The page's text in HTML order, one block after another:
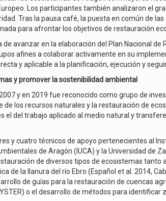
Los participantes también analizaron el
Tras la pausa café, la puesta en común de
para afrontar los objetivos de restauración
avanzar en la elaboración del Plan Nacional
afines a colaborar activamente en su
y aplicable a la planificación, ejecución y
y promover la sostenibilidad ambiental
y en 2019 fue reconocido como grupo de
los recursos naturales y la restauración de
el del trabajo aplicado al medio natural y
y cuatro técnicos de apoyo pertenecientes al
de Aragón (IUCA) y la Universidad de
de diversos tipos de ecosistemas
la llanura del río Ebro (Español et al. 2014,
de guías para la restauración de cuencas
o el desarrollo de métodos para